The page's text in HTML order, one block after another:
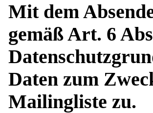
Mit dem
gemäß Art. 6
Daten zum
Mailingliste zu.